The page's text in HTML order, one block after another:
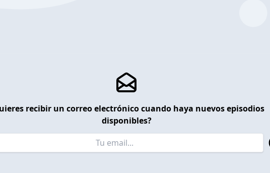
recibir un correo electrónico cuando haya nuevos episodios
disponibles?